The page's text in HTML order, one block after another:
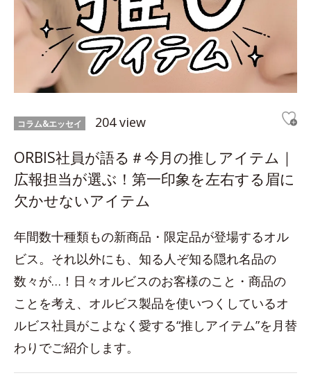
コラム&エッセイ 204 view
ORBIS社員が語る＃今月の推しアイテム｜
広報担当が選ぶ！第一印象を左右する眉に
欠かせないアイテム
年間数十種類もの新商品・限定品が登場するオル
ビス。それ以外にも、知る人ぞ知る隠れ名品の
数々が…！日々オルビスのお客様のこと・商品の
ことを考え、オルビス製品を使いつくしているオ
ルビス社員がこよなく愛する“推しアイテム”を月替
わりでご紹介します。